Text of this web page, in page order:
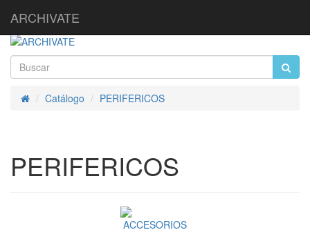
ARCHIVATE
InicioCatálogo PERIFERICOS
PERIFERICOS